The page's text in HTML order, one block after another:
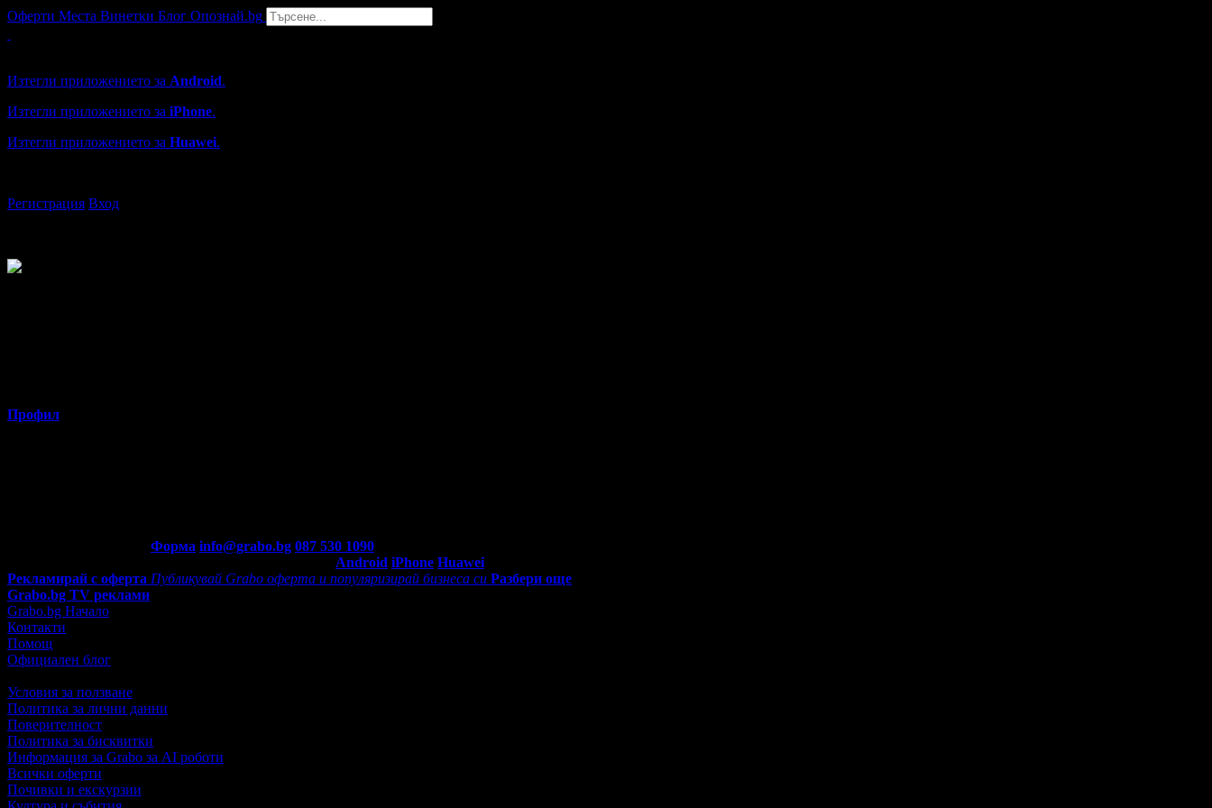
Оферти Места Винетки Блог Опознай.bg
Изтегли приложението за Android.
Изтегли приложението за iPhone.
Изтегли приложението за Huawei.
Регистрация Вход
Профил
Форма info@grabo.bg 087 530 1090
Android iPhone Huawei
Рекламирай с оферта Публикувай Grabo оферта и популяризирай бизнеса си Разбери още
Grabo.bg TV реклами
Grabo.bg Начало
Контакти
Помощ
Официален блог
Условия за ползване
Политика за лични данни
Поверителност
Политика за бисквитки
Информация за Grabo за AI роботи
Всички оферти
Почивки и екскурзии